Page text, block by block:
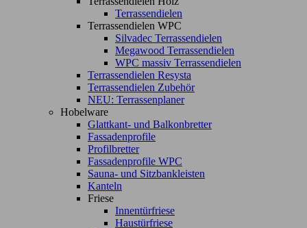
Terrassendielen
Terrassendielen WPC
Silvadec Terrassendielen
Megawood Terrassendielen
WPC massiv Terrassendielen
Terrassendielen Resysta
Terrassendielen Zubehör
NEU: Terrassenplaner
Hobelware
Glattkant- und Balkonbretter
Fassadenprofile
Profilbretter
Fassadenprofile WPC
Sauna- und Sitzbankleisten
Kanteln
Friese
Innentürfriese
Haustürfriese